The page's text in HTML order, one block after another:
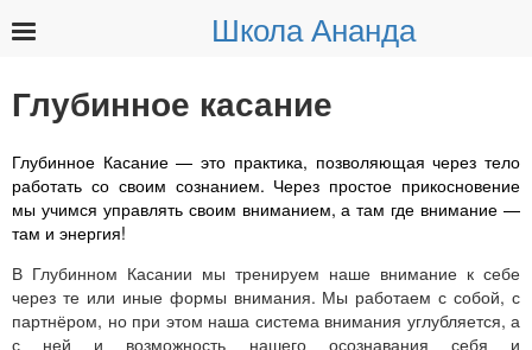
Школа Ананда
Глубинное касание
Глубинное Касание — это практика, позволяющая через тело
работать со своим сознанием. Через простое прикосновение
мы учимся управлять своим вниманием, а там где внимание —
там и энергия!
В Глубинном Касании мы тренируем наше внимание к себе
через те или иные формы внимания. Мы работаем с собой, с
партнёром, но при этом наша система внимания углубляется, а
с ней и возможность нашего осознавания себя и